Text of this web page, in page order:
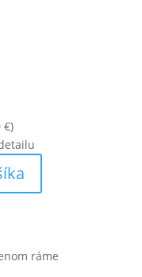
€)
ráme